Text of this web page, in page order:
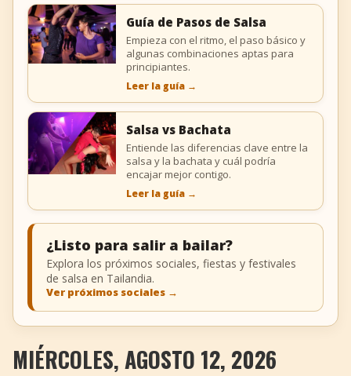
Guía de Pasos de Salsa
Empieza con el ritmo, el paso básico y
algunas combinaciones aptas para
principiantes.
Leer la guía →
Salsa vs Bachata
Entiende las diferencias clave entre la
salsa y la bachata y cuál podría
encajar mejor contigo.
Leer la guía →
¿Listo para salir a bailar?
Explora los próximos sociales, fiestas y festivales
de salsa en Tailandia.
Ver próximos sociales →
MIÉRCOLES, AGOSTO 12, 2026